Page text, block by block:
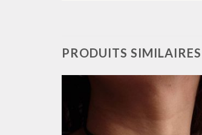
PRODUITS SIMILAIRES